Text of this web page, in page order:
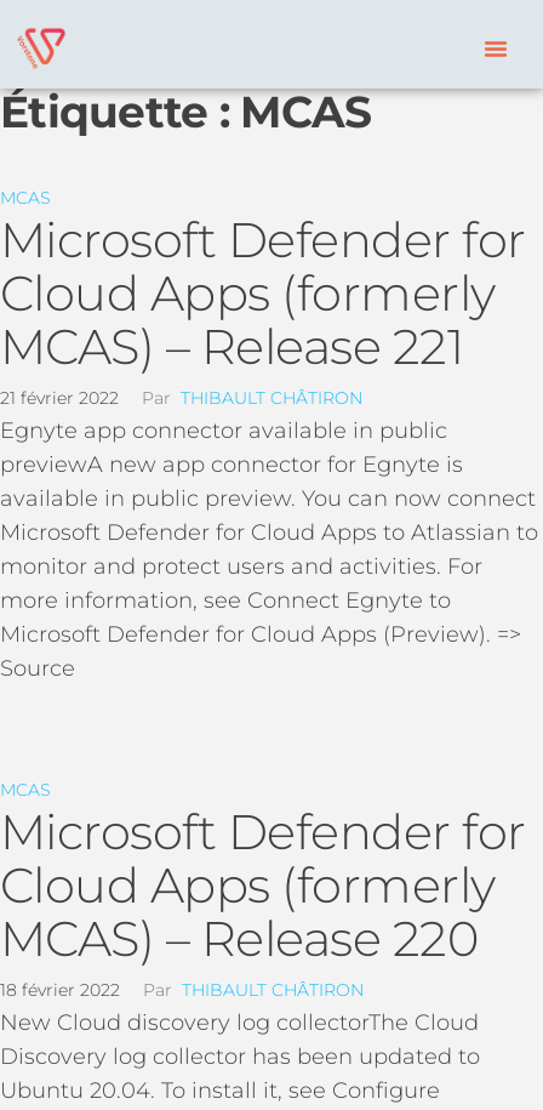
Étiquette :MCAS
MCAS
Microsoft Defender for
Cloud Apps (formerly
MCAS) – Release 221
21 février 2022 Par THIBAULT CHÂTIRON
Egnyte app connector available in public
previewA new app connector for Egnyte is
available in public preview. You can now connect
Microsoft Defender for Cloud Apps to Atlassian to
monitor and protect users and activities. For
more information, see Connect Egnyte to
Microsoft Defender for Cloud Apps (Preview). =>
Source
MCAS
Microsoft Defender for
Cloud Apps (formerly
MCAS) – Release 220
18 février 2022 Par THIBAULT CHÂTIRON
New Cloud discovery log collectorThe Cloud
Discovery log collector has been updated to
Ubuntu 20.04. To install it, see Configure